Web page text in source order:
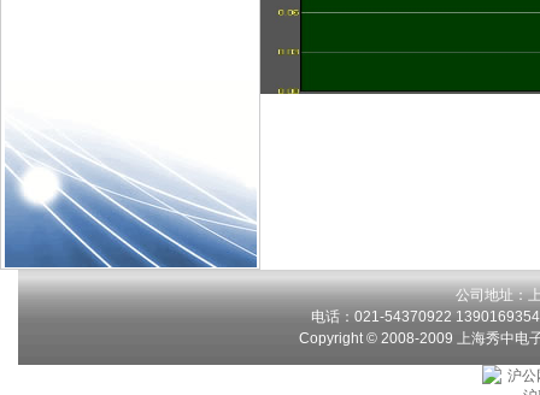
公司地址：
电话：021-54370922
Copyright © 2008-2009 上海秀中电
沪公